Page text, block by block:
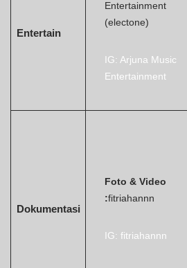
Entertain
Entertainment
(electone)
IG: Arjuna Music
Entertainment
Dokumentasi
Foto & Video
:fitriahannn
IG: fitriahannn